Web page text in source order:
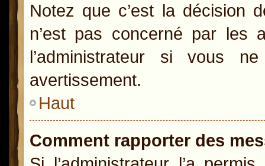
Notez que c’est la décision
n’est pas concerné par les
l’administrateur si vous
avertissement.
Haut
Comment rapporter des